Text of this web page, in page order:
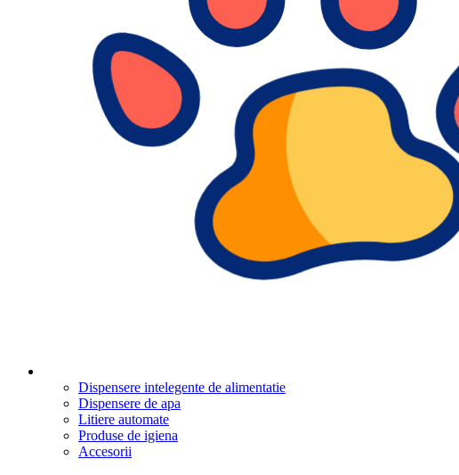
Dispensere intelegente de alimentatie
Dispensere de apa
Litiere automate
Produse de igiena
Accesorii